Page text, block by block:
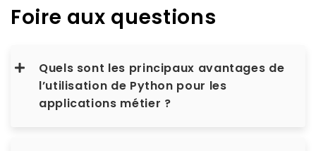
Foire aux questions
Quels sont les principaux avantages de
l’utilisation de Python pour les
applications métier ?